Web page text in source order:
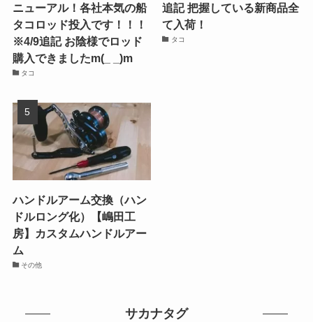
ニューアル！各社本気の船
タコロッド投入です！！！
※4/9追記 お陰様でロッド
購入できましたm(_ _)m
タコ
追記 把握している新商品全
て入荷！
タコ
ハンドルアーム交換（ハン
ドルロング化）【嶋田工
房】カスタムハンドルアー
ム
その他
サカナタグ